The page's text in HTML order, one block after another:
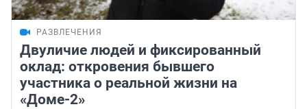
РАЗВЛЕЧЕНИЯ
Двуличие людей и фиксированный
оклад: откровения бывшего
участника о реальной жизни на
«Доме-2»